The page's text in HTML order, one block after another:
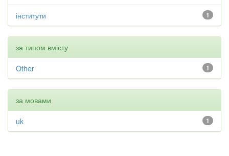
1
інститути
за типом вмісту
1
Other
за мовами
1
uk